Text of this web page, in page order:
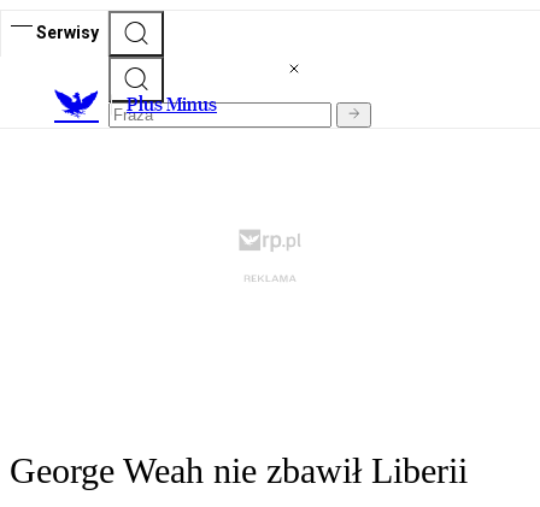
Serwisy
Plus Minus
George Weah nie zbawił Liberii